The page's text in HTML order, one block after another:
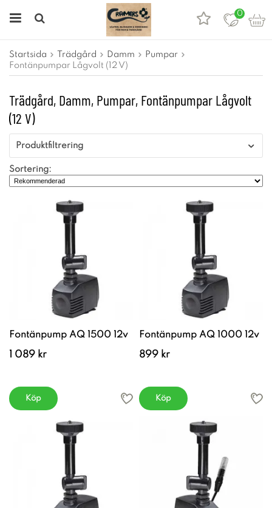
0
Startsida Trädgård Damm
Pumpar
Fontänpumpar Lågvolt (12 V)
Trädgård, Damm, Pumpar, Fontänpumpar Lågvolt
(12 V)
Produktfiltrering
Sortering:
Fontänpump AQ 1500 12v
1 089 kr
Köp
Fontänpump AQ 1000 12v
899 kr
Köp